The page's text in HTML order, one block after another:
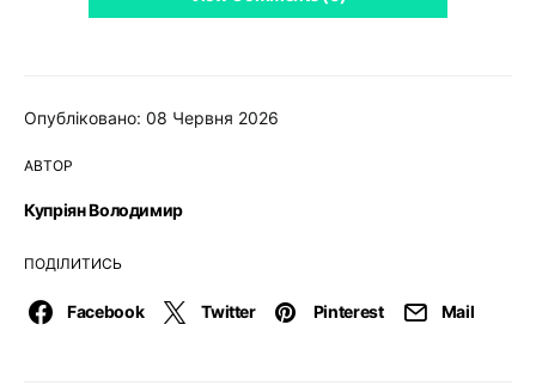
Опубліковано: 08 Червня 2026
АВТОР
Купріян Володимир
ПОДІЛИТИСЬ
Facebook Twitter Pinterest Mail